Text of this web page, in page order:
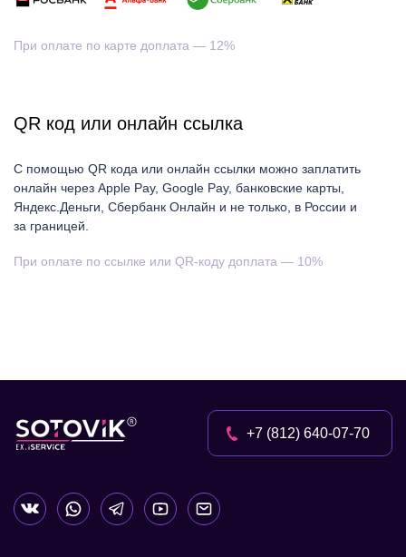
При оплате по карте доплата — 12%
QR код или онлайн ссылка
С помощью QR кода или онлайн ссылки можно заплатить
онлайн через Apple Pay, Google Pay, банковские карты,
Яндекс.Деньги, Сбербанк Онлайн и не только, в России и
за границей.
При оплате по ссылке или QR-коду доплата — 10%
+7 (812) 640-07-70